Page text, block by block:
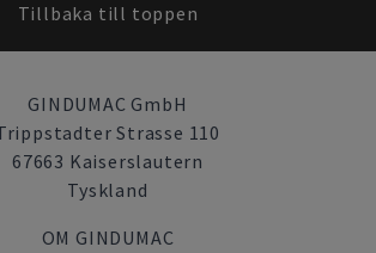
Tillbaka till toppen
GINDUMAC GmbH
Strasse 110
67663 Kaiserslautern
Tyskland
OM GINDUMAC